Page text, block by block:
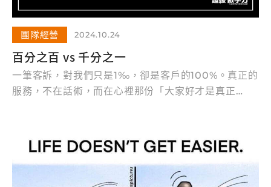
團隊經營 2024.10.24
百分之百 vs 千分之一
一筆客訴，對我們只是1‰，卻是客戶的100%。真正的
服務，不在話術，而在心裡那份「大家好才是真正